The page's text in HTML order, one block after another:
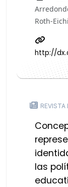
Roth-
http://
las